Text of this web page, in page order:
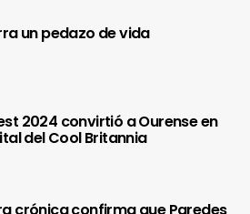
un pedazo de vida
2024 convirtió a Ourense en
del Cool Britannia